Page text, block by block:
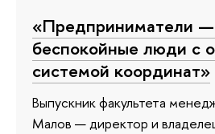
«Предприниматели
беспокойные люди с
системой координат»
Выпускник факультета
Малов — директор и